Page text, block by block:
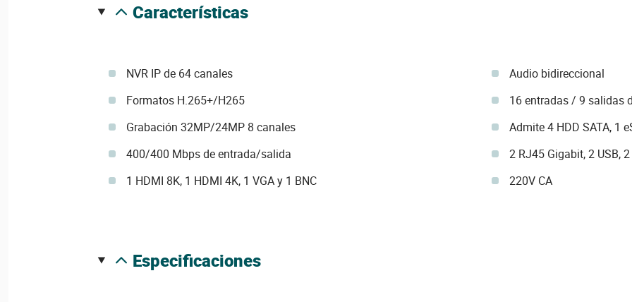
características
NVR IP de 64 canales
Formatos H.265+/H265
Grabación 32MP/24MP 8 canales
400/400 Mbps de entrada/salida
1 HDMI 8K, 1 HDMI 4K, 1 VGA y 1 BNC
Audio bidireccional
16 entradas / 9 salidas
Admite 4 HDD SATA, 1
2 RJ45 Gigabit, 2 USB,
220V CA
especificaciones